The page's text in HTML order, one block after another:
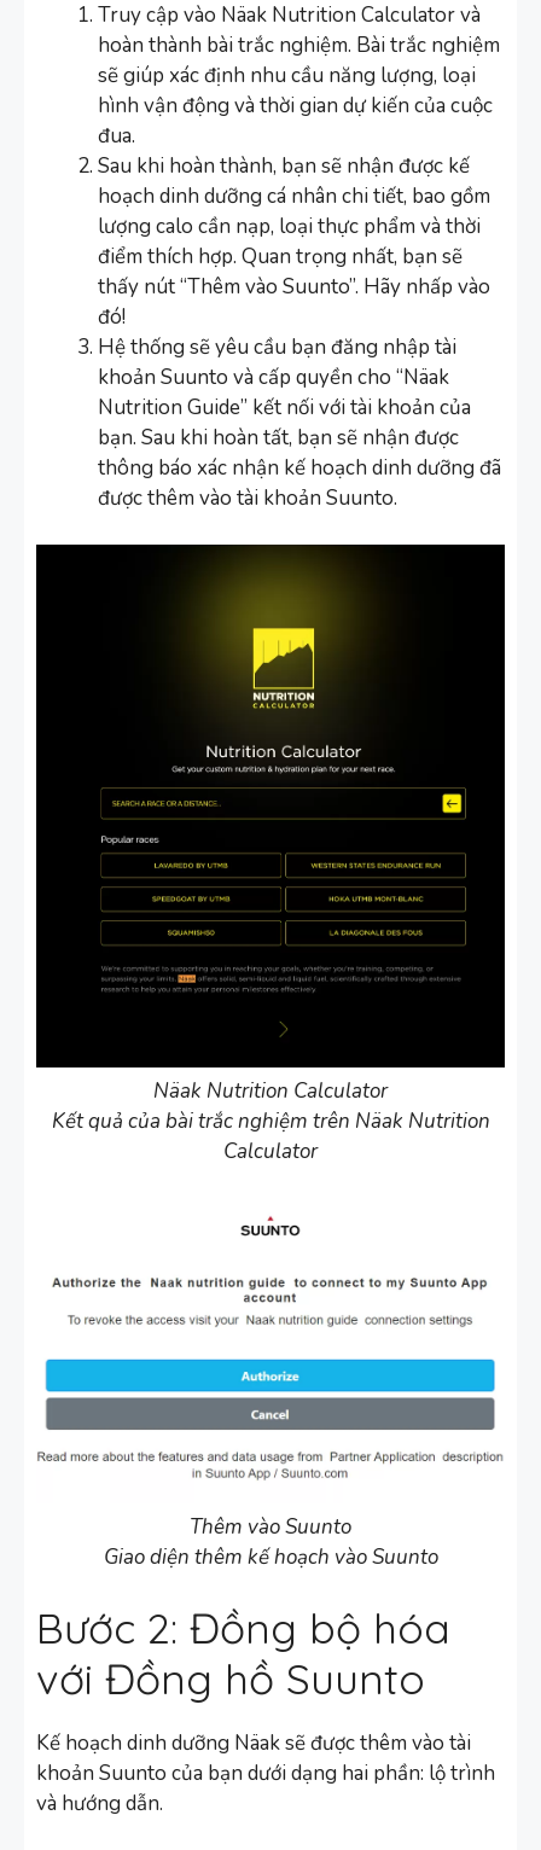
Truy cập vào Näak Nutrition Calculator và
hoàn thành bài trắc nghiệm. Bài trắc nghiệm
sẽ giúp xác định nhu cầu năng lượng, loại
hình vận động và thời gian dự kiến của cuộc
đua.
Sau khi hoàn thành, bạn sẽ nhận được kế
hoạch dinh dưỡng cá nhân chi tiết, bao gồm
lượng calo cần nạp, loại thực phẩm và thời
điểm thích hợp. Quan trọng nhất, bạn sẽ
thấy nút “Thêm vào Suunto”. Hãy nhấp vào
đó!
Hệ thống sẽ yêu cầu bạn đăng nhập tài
khoản Suunto và cấp quyền cho “Näak
Nutrition Guide” kết nối với tài khoản của
bạn. Sau khi hoàn tất, bạn sẽ nhận được
thông báo xác nhận kế hoạch dinh dưỡng đã
được thêm vào tài khoản Suunto.
Näak Nutrition Calculator
Kết quả của bài trắc nghiệm trên Näak Nutrition
Calculator
Thêm vào Suunto
Giao diện thêm kế hoạch vào Suunto
Bước 2: Đồng bộ hóa
với Đồng hồ Suunto
Kế hoạch dinh dưỡng Näak sẽ được thêm vào tài
khoản Suunto của bạn dưới dạng hai phần: lộ trình
và hướng dẫn.